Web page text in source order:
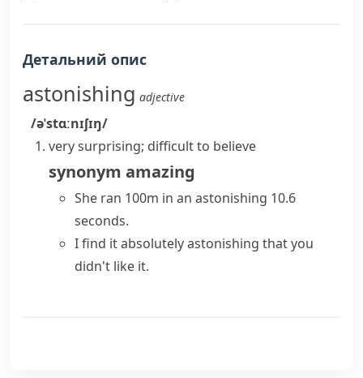
Детальний опис
astonishing adjective
/əˈstɑːnɪʃɪŋ/
very surprising; difficult to believe
synonym amazing
She ran 100m in an astonishing 10.6
seconds.
I find it absolutely astonishing that you
didn't like it.